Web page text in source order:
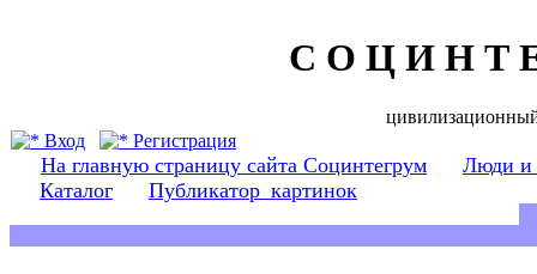
С О Ц И Н Т
Вход
Регистрация
На главную страницу сайта Социнтегрум
Люди и
Каталог
Публикатор_картинок